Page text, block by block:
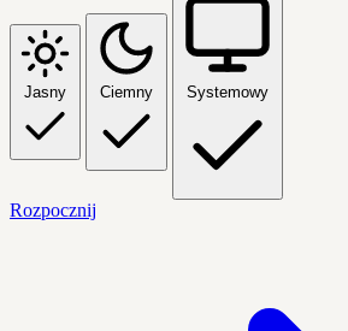
Jasny Ciemny Systemowy
Rozpocznij